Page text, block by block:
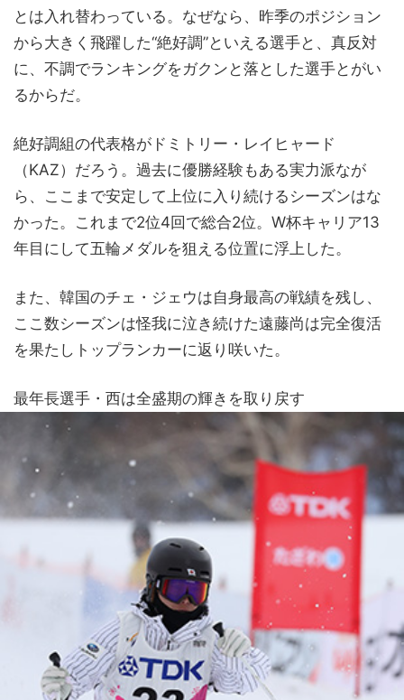
とは入れ替わっている。なぜなら、昨季のポジション
から大きく飛躍した“絶好調”といえる選手と、真反対
に、不調でランキングをガクンと落とした選手とがい
るからだ。
絶好調組の代表格がドミトリー・レイヒャード
（KAZ）だろう。過去に優勝経験もある実力派なが
ら、ここまで安定して上位に入り続けるシーズンはな
かった。これまで2位4回で総合2位。W杯キャリア13
年目にして五輪メダルを狙える位置に浮上した。
また、韓国のチェ・ジェウは自身最高の戦績を残し、
ここ数シーズンは怪我に泣き続けた遠藤尚は完全復活
を果たしトップランカーに返り咲いた。
最年長選手・西は全盛期の輝きを取り戻す